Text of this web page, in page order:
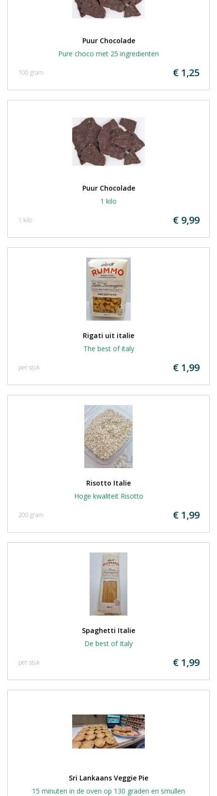
Puur Chocolade
Pure choco met 25 ingredienten
€ 1,25
100 gram
Puur Chocolade
1 kilo
€ 9,99
1 kilo
Rigati uit italie
The best of italy
€ 1,99
per stuk
Risotto Italie
Hoge kwaliteit Risotto
€ 1,99
200 gram
Spaghetti Italie
De best of Italy
€ 1,99
per stuk
Sri Lankaans Veggie Pie
15 minuten in de oven op 130 graden en smullen